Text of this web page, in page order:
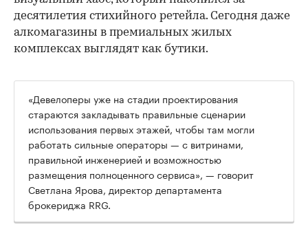
десятилетия стихийного ретейла. Сегодня даже
алкомагазины в премиальных жилых
комплексах выглядят как бутики.
00:00
«Девелоперы уже на стадии проектирования
стараются закладывать правильные сценарии
использования первых этажей, чтобы там могли
работать сильные операторы — с витринами,
правильной инженерией и возможностью
размещения полноценного сервиса», — говорит
Светлана Ярова, директор департамента
брокериджа RRG.